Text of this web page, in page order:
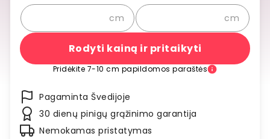
cm cm
Rodyti kainą ir pritaikyti
Pridėkite 7-10 cm papildomos paraštės
Pagaminta Švedijoje
30 dienų pinigų grąžinimo garantija
Nemokamas pristatymas